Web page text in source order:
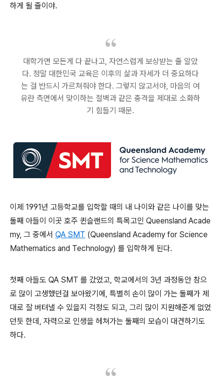
하게 될 줄이야.
대학가면 모든게 다 끝나고, 자연스럽게 보상받는 줄 알았
다. 정말 대한민국 교육은 이후의 삶과 자세가 더 중요하다
는 걸 반드시 가르쳐줘야 한다. 그렇지 않고서야, 마음의 여
유란 측면에서 맞이하는 절벽과 같은 충격을 제대로 소화하
기 힘들기 때문.
이제 1991년 고등학교를 입학할 때의 내 나이와 같은 나이를 맞는
둘째 아들이 이곳 호주 퀸슬랜드의 특목고인 Queensland Acade
my, 그 중에서 QA SMT (Queensland Academy for Science
Mathematics and Technology) 를 입학하게 된다.
첫째 아들도 QA SMT 를 갔었고, 학교에서의 3년 과정동안 참으
로 많이 고생했던걸 보아왔기에, 특별히 손이 많이 가는 둘째가 제
대로 잘 버텨낼 수 있을지 걱정도 되고, 그리 많이 지원해준게 없었
던듯 한데, 자력으로 인생을 헤쳐가는 둘째의 모습이 대견하기도
하다.